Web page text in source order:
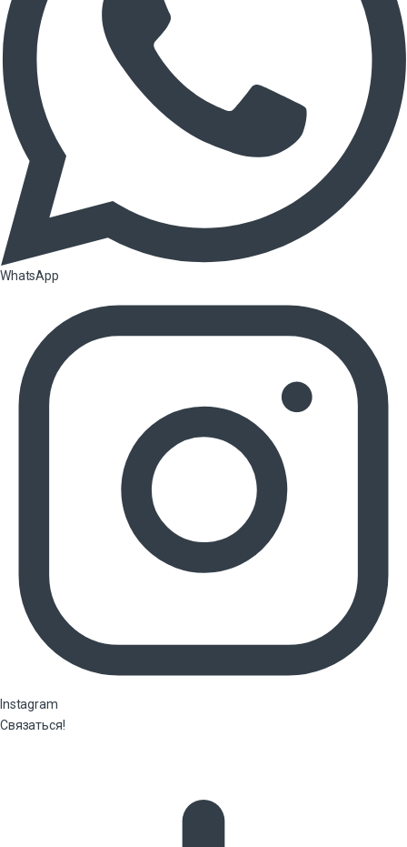
WhatsApp
Instagram
Связаться!